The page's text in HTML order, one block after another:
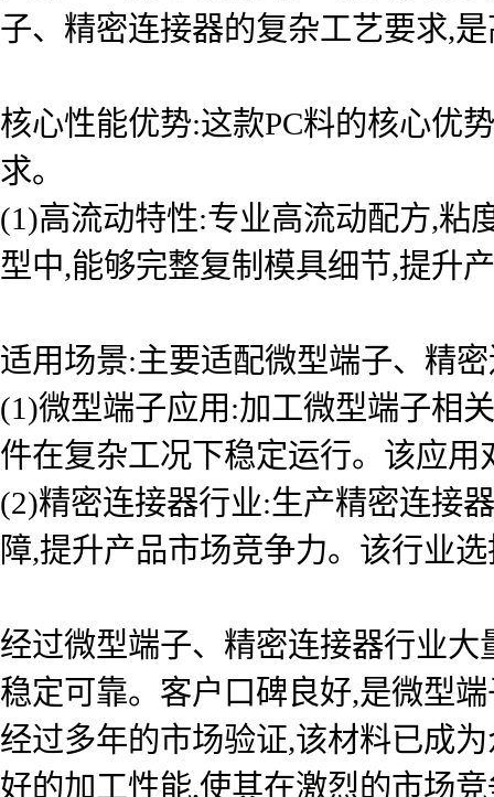
子、精密连接器的复杂工艺要求,
核心性能优势:这款PC料的核心优
求。
(1)高流动特性:专业高流动配方,粘
型中,能够完整复制模具细节,提升
适用场景:主要适配微型端子、精
(1)微型端子应用:加工微型端子相
件在复杂工况下稳定运行。该应
(2)精密连接器行业:生产精密连接
障,提升产品市场竞争力。该行业
经过微型端子、精密连接器行业
稳定可靠。客户口碑良好,是微型
经过多年的市场验证,该材料已成
好的加工性能,使其在激烈的市场